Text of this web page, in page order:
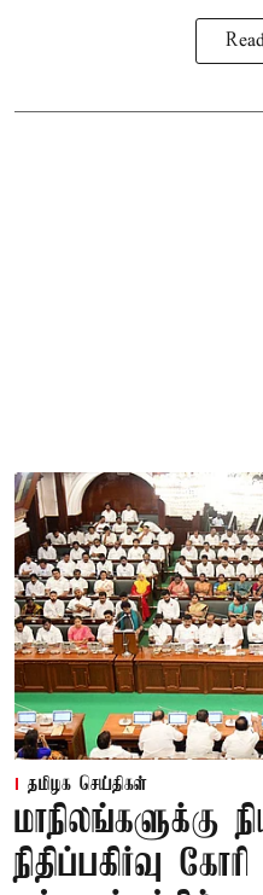
தமிழக செய்திகள்
மாநிலங்களுக்கு
நிதிப்பகிர்வு